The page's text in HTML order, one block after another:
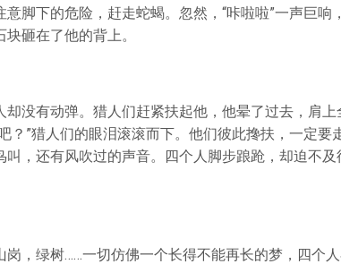
脚下的危险，赶走蛇蝎。忽然，“咔啦啦”一声巨响
砸在了他的背上。
没有动弹。猎人们赶紧扶起他，他晕了过去，肩上
？”猎人们的眼泪滚滚而下。他们彼此搀扶，一定要
，还有风吹过的声音。四个人脚步踉跄，却迫不
，绿树……一切仿佛一个长得不能再长的梦，四个